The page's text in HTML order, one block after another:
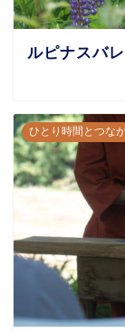
ルピナスバ
ひとり時間とつな